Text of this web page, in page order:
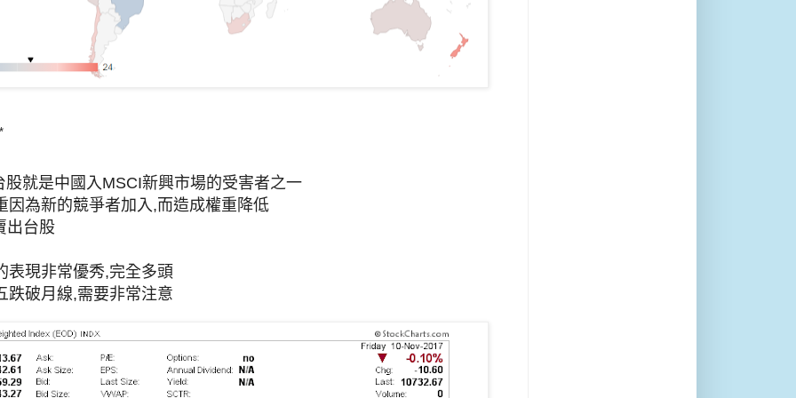
股就是中國入MSCI新興市場的受害者之一
因為新的競爭者加入,而造成權重降低
出台股
表現非常優秀,完全多頭
跌破月線,需要非常注意